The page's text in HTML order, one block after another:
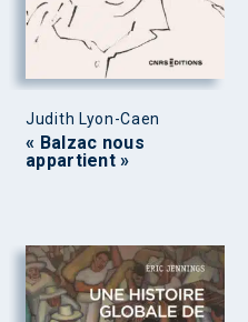
Judith Lyon-Caen
« Balzac nous
appartient »